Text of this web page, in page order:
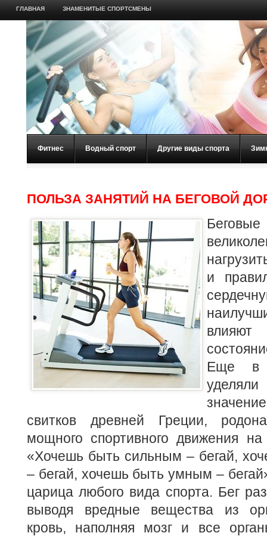
ГЛАВНАЯ ЗНАМЕНИТЫЕ СПОРТСМЕНЫ
Фитнес Водный спорт Другие виды спорта
ПОЛЬЗА ЗАНЯТИЙ НА БЕГОВОЙ
и
Еще в
свитков древней Греции,
мощного спортивного движения
«Хочешь быть сильным – бегай,
– бегай, хочешь быть умным –
царица любого вида спорта. Бег
выводя вредные вещества из
кровь, наполняя мозг и все